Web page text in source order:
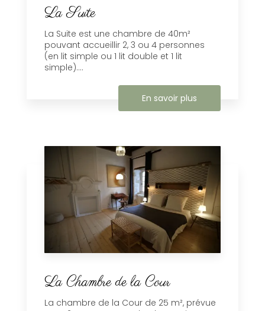
La Suite
La Suite est une chambre de 40m²
pouvant accueillir 2, 3 ou 4 personnes
(en lit simple ou 1 lit double et 1 lit
simple)....
En savoir plus
La Chambre de la Cour
La chambre de la Cour de 25 m², prévue